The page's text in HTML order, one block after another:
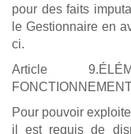
pour des faits
le Gestionnaire en
ci.
Article
Pour pouvoir
il est requis de